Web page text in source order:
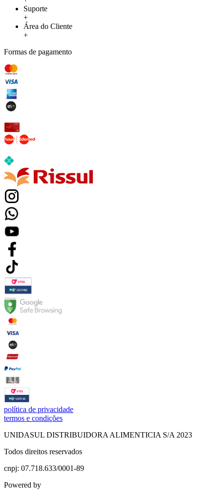
Suporte
+
Área do Cliente
+
Formas de pagamento
política de privacidade
termos e condições
UNIDASUL DISTRIBUIDORA ALIMENTICIA S/A 2023
Todos direitos reservados
cnpj: 07.718.633/0001-89
Powered by